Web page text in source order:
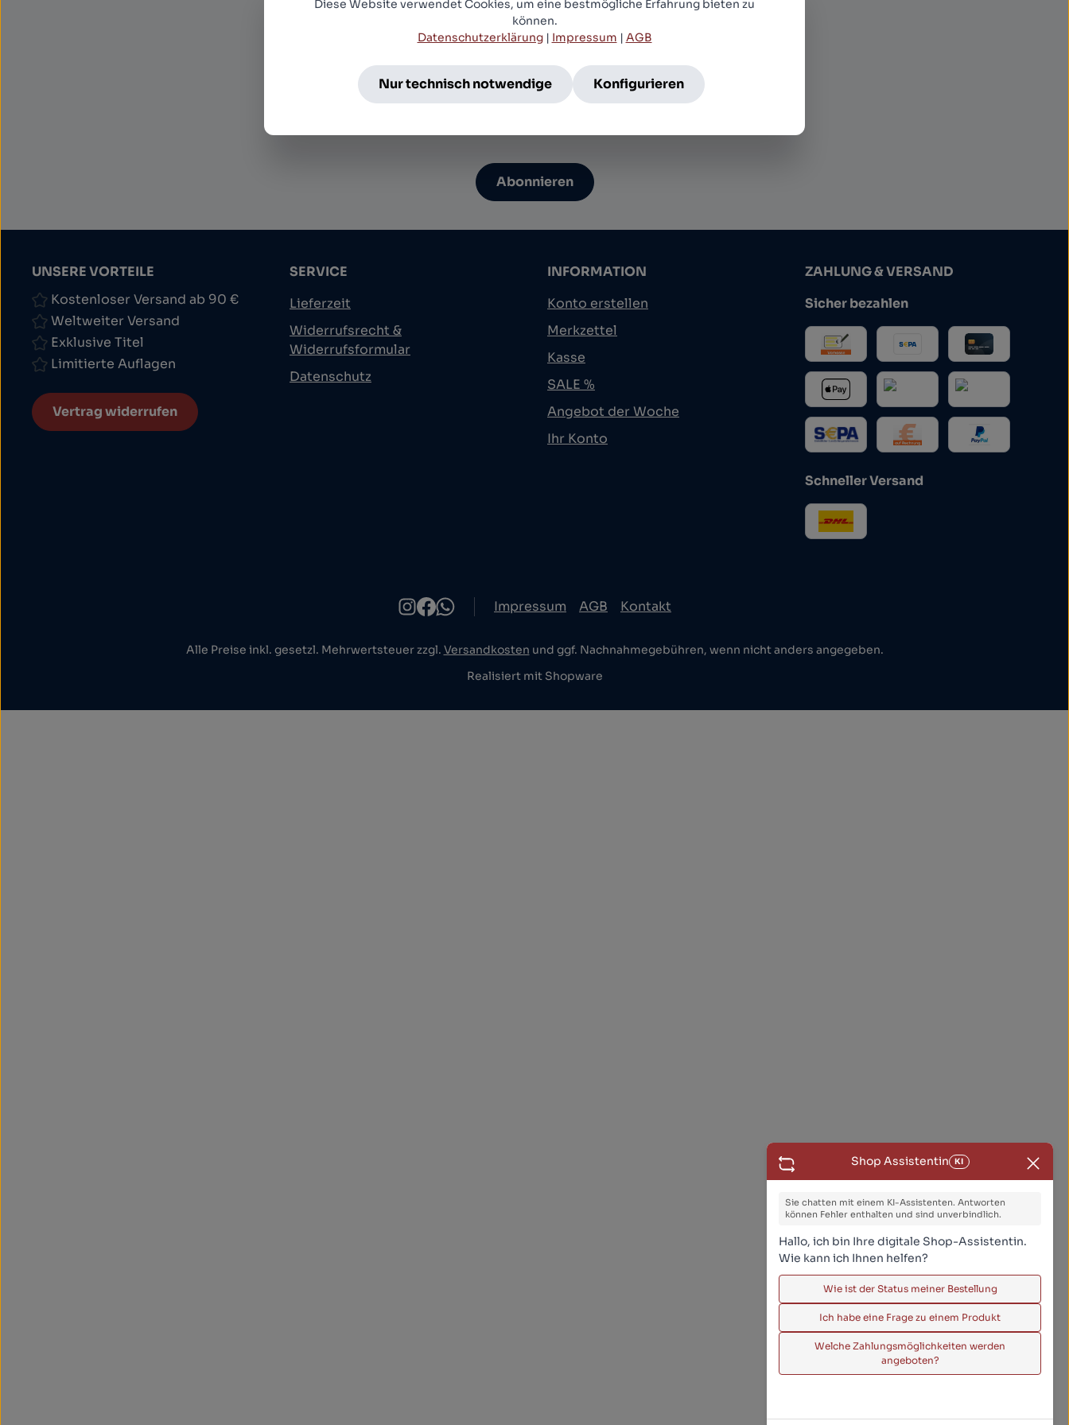
Diese Seite ist durch reCAPTCHA geschützt und es gelten die
Datenschutz
Ich habe dieDatenschutzbestimmungen zur Kenntnis genommen
Abonnieren
UNSERE VORTEILE
Kostenloser Versand ab 90 €
Weltweiter Versand
Exklusive Titel
Limitierte Auflagen
Vertrag widerrufen
SERVICE
Lieferzeit
Widerrufsrecht &
Widerrufsformular
Datenschutz
INFORMATION
Konto erstellen
Merkzettel
Kasse
SALE %
Angebot der Woche
Ihr Konto
ZAHLUNG & VERSAND
Sicher bezahlen
Schneller Versand
Impressum AGB Kontakt
Alle Preise inkl. gesetzl. Mehrwertsteuer zzgl. Versandkosten und ggf. Nachnahmegebühren, wenn nicht anders angegeben.
Realisiert mit Shopware
Diese Website verwendet Cookies, um eine bestmögliche Erfahrung bieten zu
können.
Datenschutzerklärung| Impressum | AGB
Nur technisch notwendige Konfigurieren
Shop Assistentin KI
Sie chatten mit einem KI-Assistenten. Antworten
können Fehler enthalten und sind unverbindlich.
Hallo, ich bin Ihre digitale Shop-Assistentin.
Wie kann ich Ihnen helfen?
Wie ist der Status meiner Bestellung
Ich habe eine Frage zu einem Produkt
Welche Zahlungsmöglichkeiten werden
angeboten?